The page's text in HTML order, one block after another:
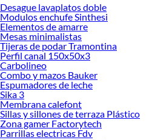
Desde remodelaciones hasta proyectos de
tus ideas realidad. ¡Visítanos y encuentra
Organizadores de clóset!
Explora la variedad de productos de
Sodimac
Herramientas, materiales y accesorios de
renovación de espacios. ¡Visítanos y
ofrecerte!
Encuentra una amplia variedad de productos
Sodimac. Encuentra todo lo necesario para
Desague lavaplatos doble
Modulos enchufe Sinthesi
Elementos de amarre
Mesas minimalistas
Tijeras de podar Tramontina
Perfil canal 150x50x3
Carbolineo
Combo y mazos Bauker
Espumadores de leche
Sika 3
Membrana calefont
Sillas y sillones de terraza Plástico
Zona gamer Factorytech
Parrillas electricas Fdv